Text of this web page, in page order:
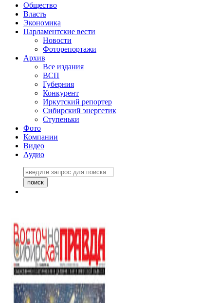
Общество
Власть
Экономика
Парламентские вести
Новости
Фоторепортажи
Архив
Все издания
ВСП
Губерния
Конкурент
Иркутский репортер
Сибирский энергетик
Ступеньки
Фото
Компании
Видео
Аудио